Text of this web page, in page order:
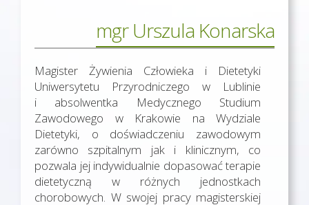
mgr Urszula Konarska
Magister Żywienia Człowieka i Dietetyki
Uniwersytetu Przyrodniczego w Lublinie
i absolwentka Medycznego Studium
Zawodowego w Krakowie na Wydziale
Dietetyki, o doświadczeniu zawodowym
zarówno szpitalnym jak i klinicznym, co
pozwala jej indywidualnie dopasować terapie
dietetyczną w różnych jednostkach
chorobowych. W swojej pracy magisterskiej